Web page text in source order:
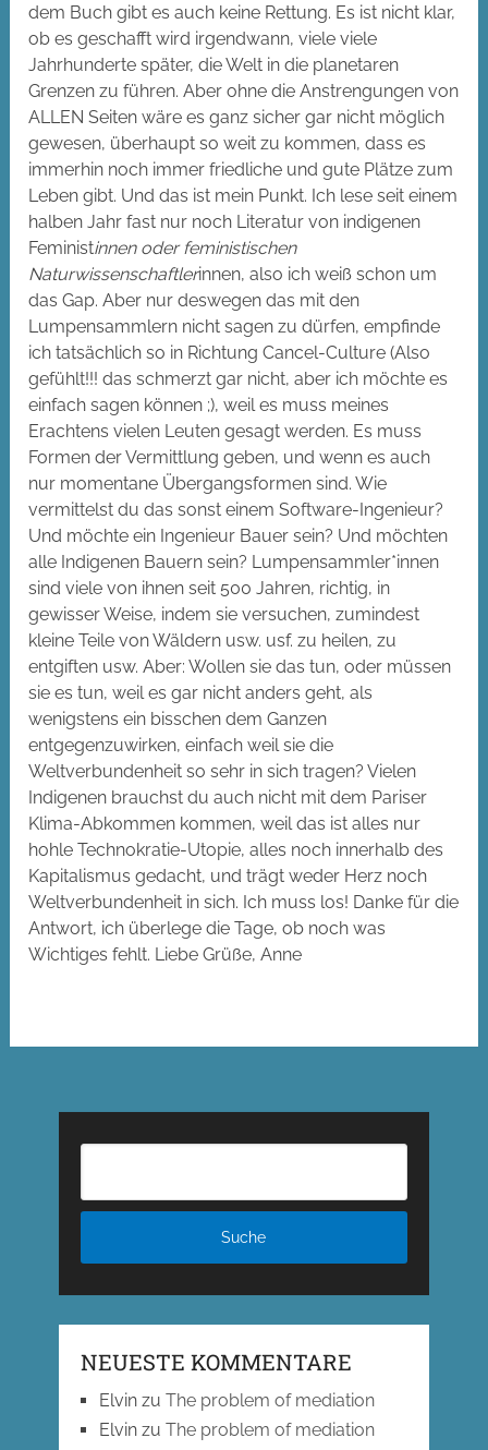
dem Buch gibt es auch keine Rettung. Es ist nicht klar,
ob es geschafft wird irgendwann, viele viele
Jahrhunderte später, die Welt in die planetaren
Grenzen zu führen. Aber ohne die Anstrengungen von
ALLEN Seiten wäre es ganz sicher gar nicht möglich
gewesen, überhaupt so weit zu kommen, dass es
immerhin noch immer friedliche und gute Plätze zum
Leben gibt. Und das ist mein Punkt. Ich lese seit einem
halben Jahr fast nur noch Literatur von indigenen
Feministinnen oder feministischen
Naturwissenschaftlerinnen, also ich weiß schon um
das Gap. Aber nur deswegen das mit den
Lumpensammlern nicht sagen zu dürfen, empfinde
ich tatsächlich so in Richtung Cancel-Culture (Also
gefühlt!!! das schmerzt gar nicht, aber ich möchte es
einfach sagen können ;), weil es muss meines
Erachtens vielen Leuten gesagt werden. Es muss
Formen der Vermittlung geben, und wenn es auch
nur momentane Übergangsformen sind. Wie
vermittelst du das sonst einem Software-Ingenieur?
Und möchte ein Ingenieur Bauer sein? Und möchten
alle Indigenen Bauern sein? Lumpensammler*innen
sind viele von ihnen seit 500 Jahren, richtig, in
gewisser Weise, indem sie versuchen, zumindest
kleine Teile von Wäldern usw. usf. zu heilen, zu
entgiften usw. Aber: Wollen sie das tun, oder müssen
sie es tun, weil es gar nicht anders geht, als
wenigstens ein bisschen dem Ganzen
entgegenzuwirken, einfach weil sie die
Weltverbundenheit so sehr in sich tragen? Vielen
Indigenen brauchst du auch nicht mit dem Pariser
Klima-Abkommen kommen, weil das ist alles nur
hohle Technokratie-Utopie, alles noch innerhalb des
Kapitalismus gedacht, und trägt weder Herz noch
Weltverbundenheit in sich. Ich muss los! Danke für die
Antwort, ich überlege die Tage, ob noch was
Wichtiges fehlt. Liebe Grüße, Anne
NEUESTE KOMMENTARE
Elvinzu The problem of mediation
Elvinzu The problem of mediation